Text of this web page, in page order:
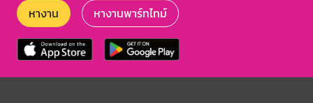
หางาน หางานพาร์ทไทม์